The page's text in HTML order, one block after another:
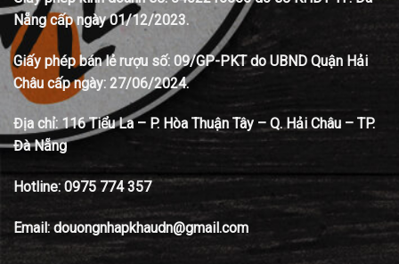
Nẵng cấp ngày 01/12/2023.
Giấy phép bán lẻ rượu số: 09/GP-PKT do UBND Quận Hải
Châu cấp ngày: 27/06/2024.
Địa chỉ: 116 Tiểu La – P. Hòa Thuận Tây – Q. Hải Châu – TP.
Đà Nẵng
Hotline: 0975 774 357
Email: douongnhapkhaudn@gmail.com